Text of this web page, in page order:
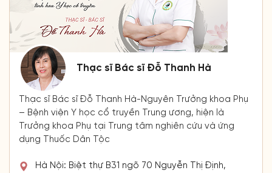
Thạc sĩ Bác sĩ Đỗ Thanh Hà
Thạc sĩ Bác sĩ Đỗ Thanh Hà-Nguyên Trưởng khoa Phụ
– Bệnh viện Y học cổ truyền Trung ương, hiện là
Trưởng khoa Phụ tại Trung tâm nghiên cứu và ứng
dụng Thuốc Dân Tộc
Hà Nội: Biệt thự B31 ngõ 70 Nguyễn Thị Định,